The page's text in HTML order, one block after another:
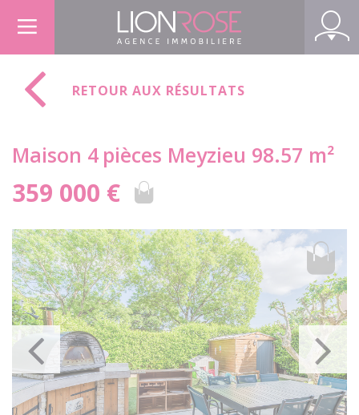
RETOUR AUX RÉSULTATS
Maison 4 pièces Meyzieu 98.57 m²
359 000 €
Panneau de gestion des cookies